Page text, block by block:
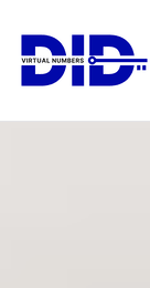
Inhalt
springen